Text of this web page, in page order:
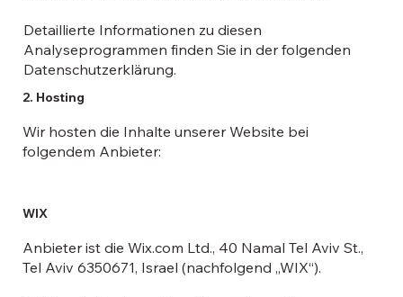
Detaillierte Informationen zu diesen
Analyseprogrammen finden Sie in der folgenden
Datenschutzerklärung.
2. Hosting
Wir hosten die Inhalte unserer Website bei
folgendem Anbieter:
WIX
Anbieter ist die Wix.com Ltd., 40 Namal Tel Aviv St.,
Tel Aviv 6350671, Israel (nachfolgend „WIX“).